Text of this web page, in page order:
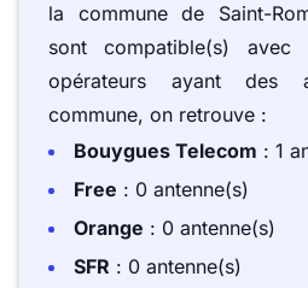
la commune de Saint-
sont compatible(s)
opérateurs ayant des
commune, on retrouve :
Bouygues Telecom : 1
Free : 0 antenne(s)
Orange : 0 antenne(s)
SFR : 0 antenne(s)